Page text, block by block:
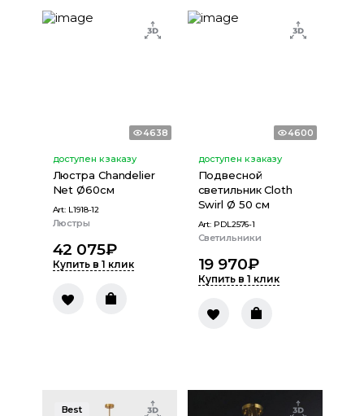
4638
доступен к заказу
Люстра Chandelier
Net Ø60см
Art: L1918-12
Люстры
42 075₽
Купить в 1 клик
4600
доступен к заказу
Подвесной
светильник Сloth
Swirl Ø 50 см
Art: PDL2576-1
Светильники
19 970₽
Купить в 1 клик
Best